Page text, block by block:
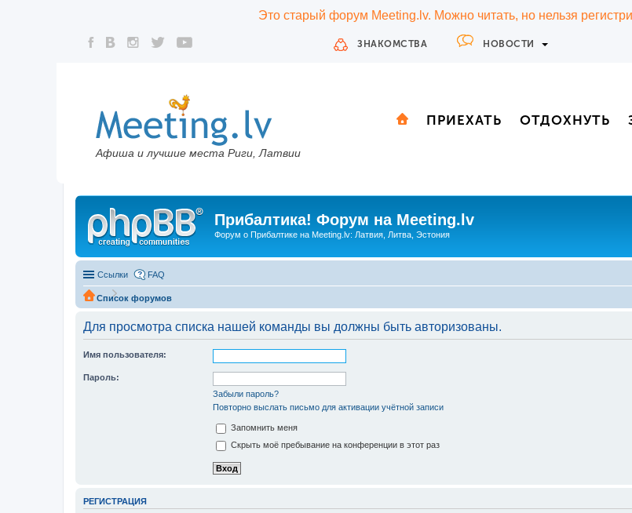
Это старый форум Meeting.lv. Можно читать, но нельзя
ЗНАКОМСТВА НОВОСТИ
Афиша и лучшие места Риги, Латвии
ПРИЕХАТЬ ОТДОХНУТЬ
Прибалтика! Форум на Meeting.lv
Форум о Прибалтике на Meeting.lv: Латвия, Литва, Эстония
Ссылки FAQ
Список форумов
Для просмотра списка нашей команды вы должны быть авторизованы.
Имя пользователя:
Пароль:
Забыли пароль?
Повторно выслать письмо для активации учётной записи
Запомнить меня
Скрыть моё пребывание на конференции в этот раз
РЕГИСТРАЦИЯ